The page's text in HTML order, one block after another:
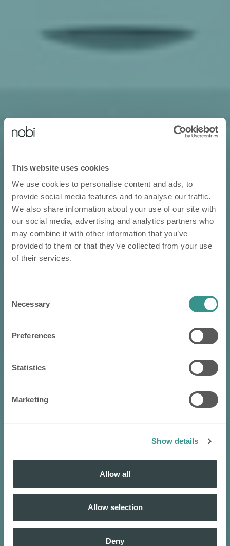
This website uses cookies
We use cookies to personalise content and ads, to
provide social media features and to analyse our traffic.
We also share information about your use of our site with
our social media, advertising and analytics partners who
may combine it with other information that you’ve
provided to them or that they’ve collected from your use
of their services.
Selection
Necessary
Preferences
Statistics
Marketing
Show details
Allow all
Allow selection
Deny